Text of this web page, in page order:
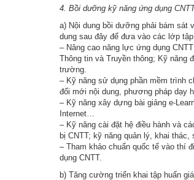
4. Bồi dưỡng kỹ năng ứng dụng
a) Nội dung bồi dưỡng phải bám sát
dung sau đây để đưa vào các lớp
– Nâng cao năng lực ứng dụng
Thông tin và Truyền thông; Kỹ năng
trường.
– Kỹ năng sử dụng phần mềm trình
đổi mới nội dung, phương pháp dạy
– Kỹ năng xây dựng bài giảng e-
Internet…
– Kỹ năng cài đặt hệ điều hành và
bị CNTT; kỹ năng quản lý, khai
– Tham khảo chuẩn quốc tế vào thí
dụng CNTT.
b) Tăng cường triển khai tập huấn